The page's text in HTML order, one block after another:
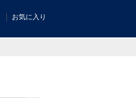
お気に入り